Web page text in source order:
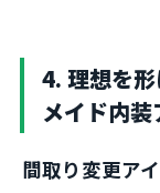
4. 理想を
メイド内
間取り変更ア